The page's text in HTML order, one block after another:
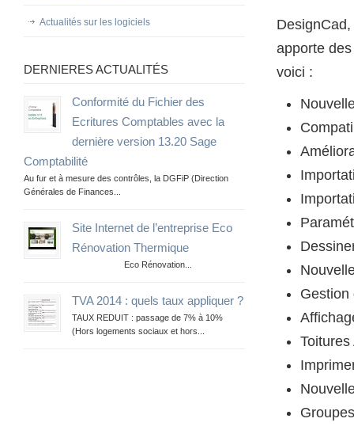
apporte
voici :
Gestion
Actualités sur les logiciels
DERNIERES ACTUALITÉS
Conformité du Fichier des
Ecritures Comptables avec la
dernière version 13.20 Sage
Comptabilité
Au fur et à mesure des contrôles, la DGFiP (Direction
Générales de Finances...
Site Internet de l’entreprise Eco
Rénovation Thermique
Eco Rénovation...
TVA 2014 : quels taux appliquer ?
TAUX REDUIT : passage de 7% à 10%
(Hors logements sociaux et hors...